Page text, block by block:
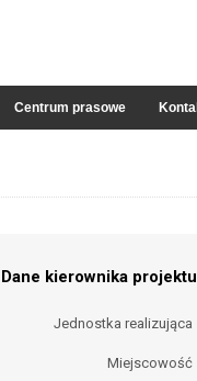
Centrum prasowe
Dane kierownika
Jednostka realizująca
Miejscowość